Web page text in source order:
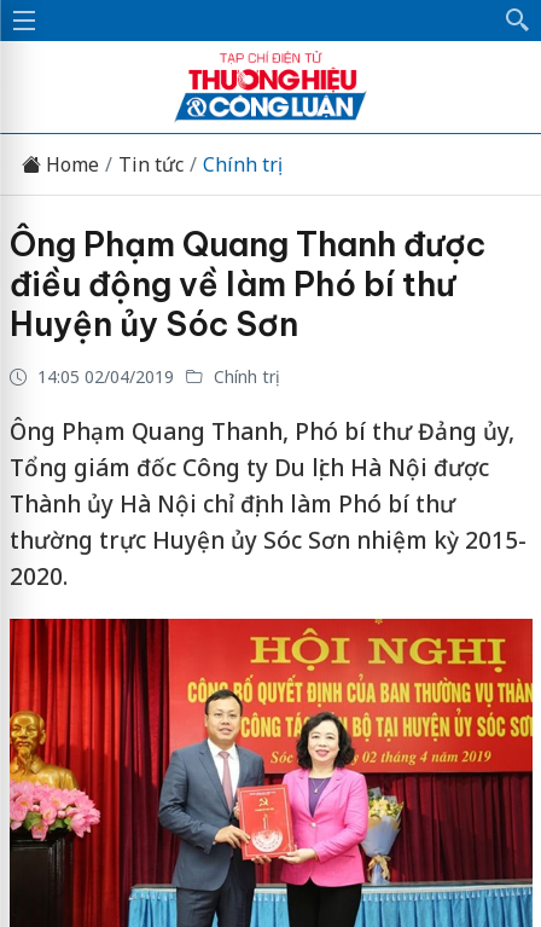
Home Tin tức Chính trị
Ông Phạm Quang Thanh được
điều động về làm Phó bí thư
Huyện ủy Sóc Sơn
14:05 02/04/2019 Chính trị
Ông Phạm Quang Thanh, Phó bí thư Đảng ủy,
Tổng giám đốc Công ty Du lịch Hà Nội được
Thành ủy Hà Nội chỉ định làm Phó bí thư
thường trực Huyện ủy Sóc Sơn nhiệm kỳ 2015-
2020.